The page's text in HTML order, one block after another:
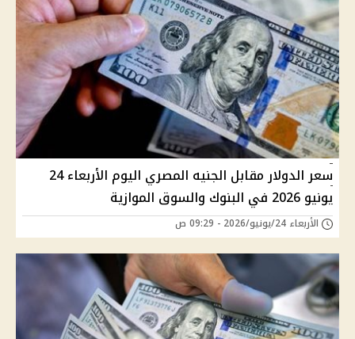
سعر الدولار مقابل الجنيه المصري اليوم الأربعاء 24
يونيو 2026 في البنوك والسوق الموازية
الأربعاء 24/يونيو/2026 - 09:29 ص